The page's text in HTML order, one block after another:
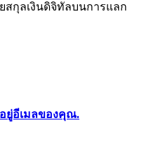
สกุลเงินดิจิทัลบนการแลก
ยู่อีเมลของคุณ.